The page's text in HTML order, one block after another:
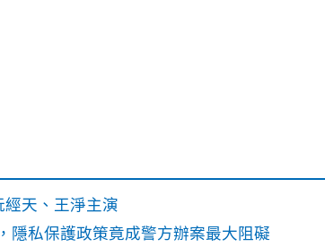
經天、王淨主演
隱私保護政策竟成警方辦案最大阻礙